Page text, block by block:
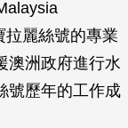
拉麗絲號的專業
澳洲政府進行水
號歷年的工作成